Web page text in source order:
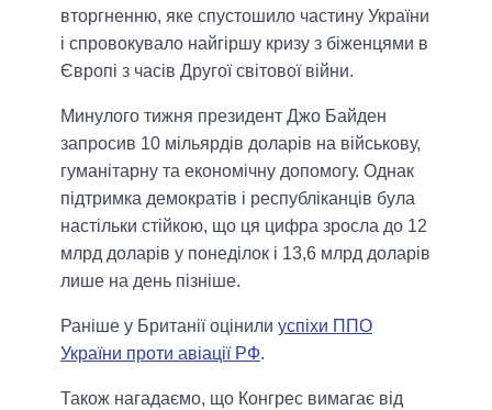
вторгненню, яке спустошило частину України
і спровокувало найгіршу кризу з біженцями в
Європі з часів Другої світової війни.
Минулого тижня президент Джо Байден
запросив 10 мільярдів доларів на військову,
гуманітарну та економічну допомогу. Однак
підтримка демократів і республіканців була
настільки стійкою, що ця цифра зросла до 12
млрд доларів у понеділок і 13,6 млрд доларів
лише на день пізніше.
Раніше у Британії оцінили успіхи ППО
України проти авіації РФ.
Також нагадаємо, що Конгрес вимагає від